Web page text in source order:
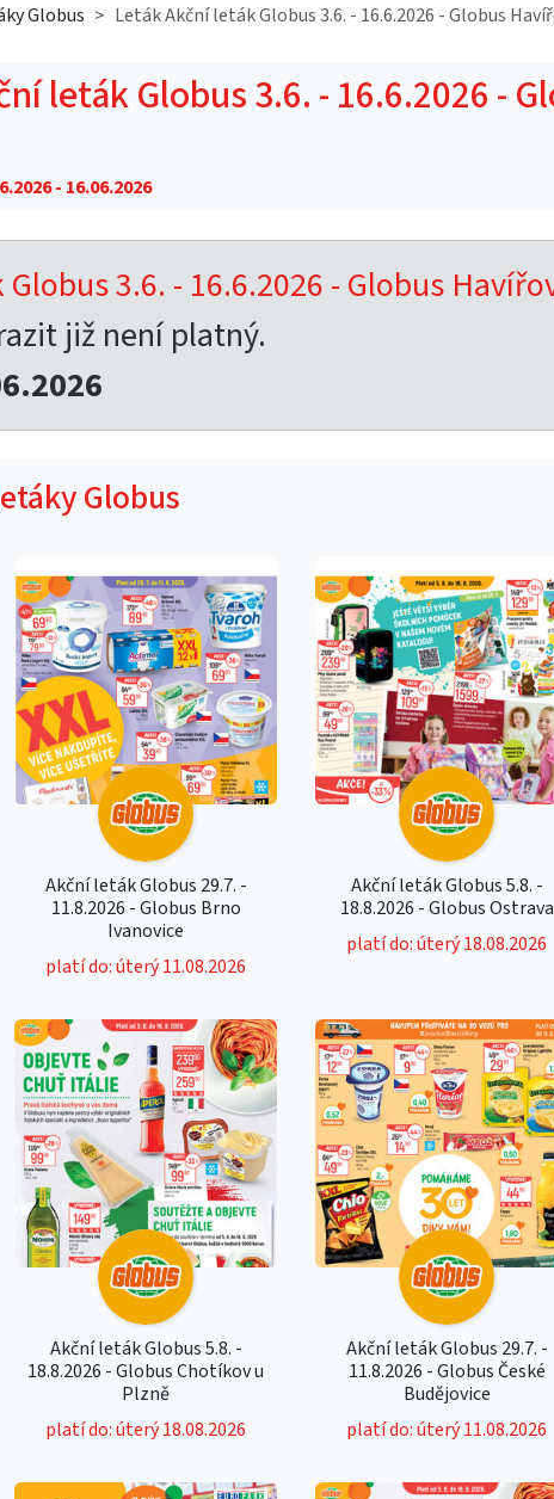
Globus Leták Akční leták Globus 3.6. - 16.6.2026 - Globus
leták Globus 3.6. - 16.6.2026 -
- 16.06.2026
3.6. - 16.6.2026 - Globus
již není platný.
Globus
Akční leták Globus 29.7. -
11.8.2026 - Globus Brno
Ivanovice
platí do: úterý 11.08.2026
Akční leták Globus 5.8. -
18.8.2026 - Globus Ostrava
platí do: úterý 18.08.2026
Akční leták Globus 5.8. -
18.8.2026 - Globus Chotíkov u
Plzně
platí do: úterý 18.08.2026
Akční leták Globus 29.7. -
11.8.2026 - Globus České
Budějovice
platí do: úterý 11.08.2026